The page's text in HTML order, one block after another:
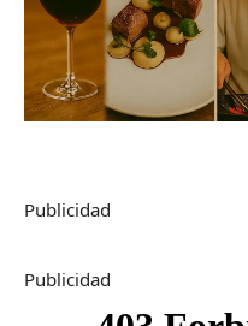
Publicidad
Publicidad